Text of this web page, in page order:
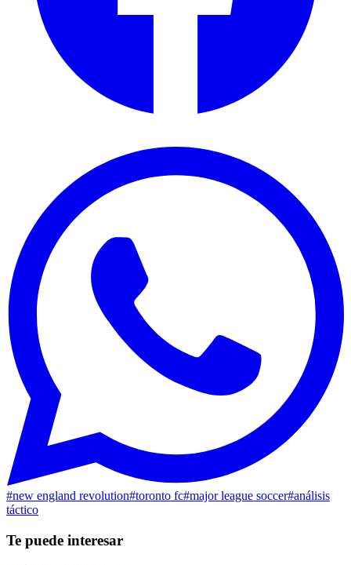
#new england revolution#toronto fc#major league soccer#análisis
táctico
Te puede interesar